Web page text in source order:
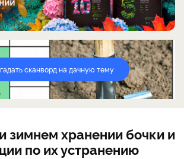
сканворд на дачную тему
зимнем хранении бочки и
по их устранению